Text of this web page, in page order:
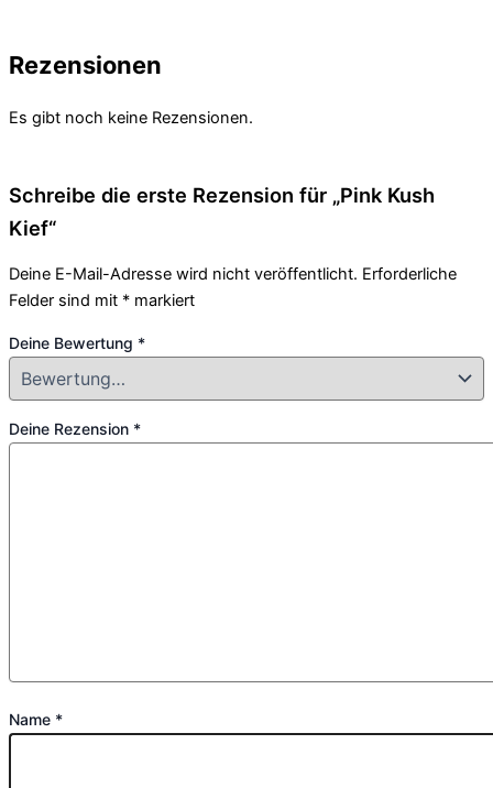
Rezensionen
Es gibt noch keine Rezensionen.
Schreibe die erste Rezension für „Pink Kush
Kief“
Deine E-Mail-Adresse wird nicht veröffentlicht. Erforderliche
Felder sind mit * markiert
Deine Bewertung *
Deine Rezension *
Name *